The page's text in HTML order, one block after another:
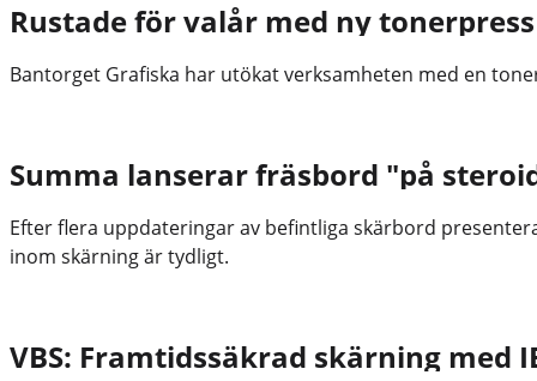
Rustade för valår med ny tonerpress
Bantorget Grafiska har utökat verksamheten med en
Summa lanserar fräsbord "på
Efter flera uppdateringar av befintliga skärbord
inom skärning är tydligt.
VBS: Framtidssäkrad skärning med